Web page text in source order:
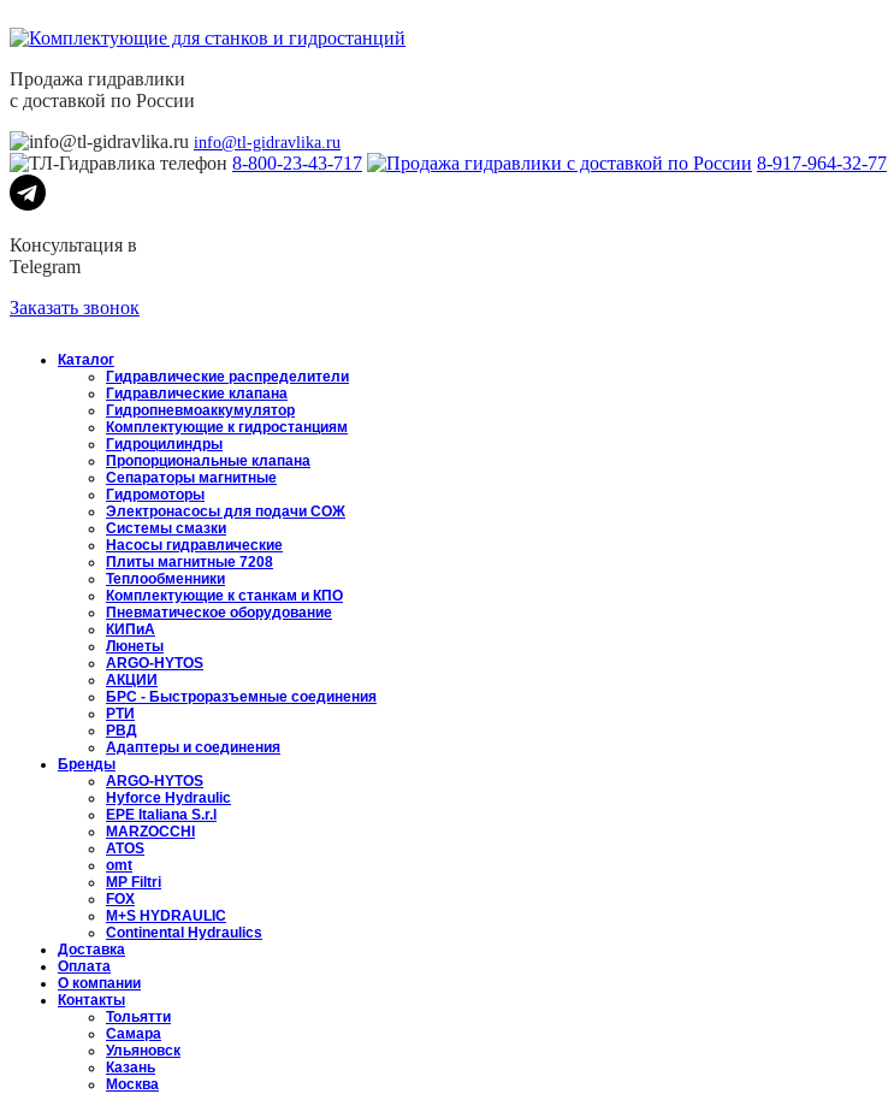
Продажа гидравлики
с доставкой по России
info@tl-gidravlika.ru
8-800-23-43-717 8-917-964-32-77
Консультация в
Telegram
Заказать звонок
Каталог
Гидравлические распределители
Гидравлические клапана
Гидропневмоаккумулятор
Комплектующие к гидростанциям
Гидроцилиндры
Пропорциональные клапана
Сепараторы магнитные
Гидромоторы
Электронасосы для подачи СОЖ
Системы смазки
Насосы гидравлические
Плиты магнитные 7208
Теплообменники
Комплектующие к станкам и КПО
Пневматическое оборудование
КИПиА
Люнеты
ARGO-HYTOS
АКЦИИ
БРС - Быстроразъемные соединения
РТИ
РВД
Адаптеры и соединения
Бренды
ARGO-HYTOS
Hyforce Hydraulic
EPE Italiana S.r.l
MARZOCCHI
ATOS
omt
MP Filtri
FOX
M+S HYDRAULIC
Continental Hydraulics
Доставка
Оплата
О компании
Контакты
Тольятти
Самара
Ульяновск
Казань
Москва